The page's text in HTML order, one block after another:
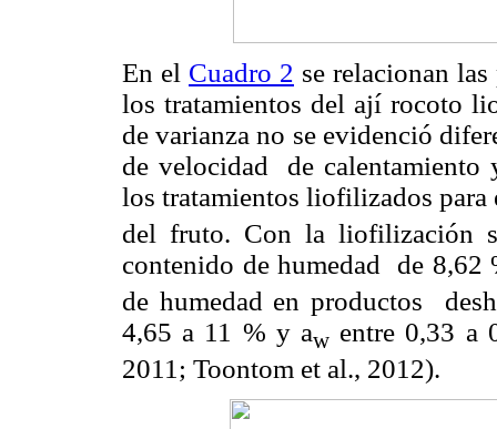
En el Cuadro 2 se relacionan
los tratamientos del ají rocoto
de varianza no se evidenció
de velocidad de calentamiento
los tratamientos liofilizados para
del fruto. Con la liofilización
contenido de humedad de 8,62
de humedad en productos
4,65 a 11 % y awentre 0,33 a
2011; Toontom et al., 2012).